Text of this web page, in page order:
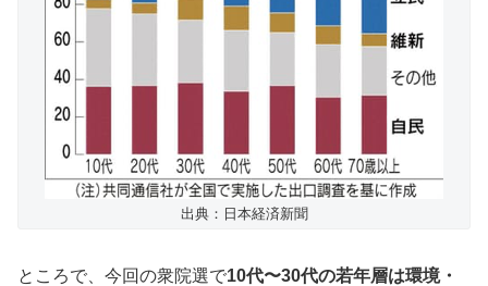
出典：日本経済新聞
ところで、今回の衆院選で10代〜30代の若年層は環境・